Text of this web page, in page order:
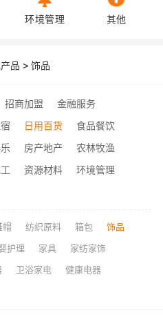
环境管理 其他
品 > 饰品
招商加盟
金融服务
日用百货
食品餐饮
房产地产
农林牧渔
资源材料
环境管理
帽 纺织原料 箱包 饰品
护理 家具 家纺家饰
卫浴家电 健康电器